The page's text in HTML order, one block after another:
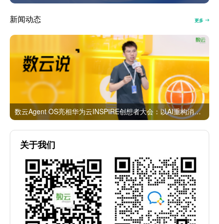
新闻动态 更多
数云Agent OS亮相华为云INSPIRE创想者大会：以AI重构消费者运营与零售营销新范式
关于我们